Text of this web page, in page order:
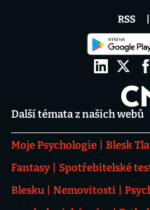
Další témata z našich webů
Moje Psychologie Blesk
Fantasy
Spotřebitelské
Blesku
Nemovitosti
RSS